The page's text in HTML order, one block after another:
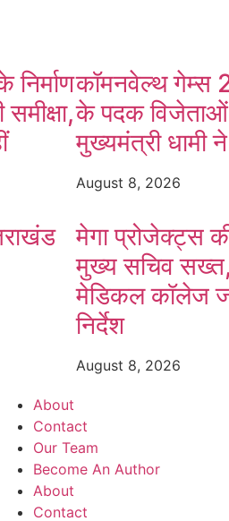
निर्माणकॉमनवेल्थ गेम्स
के पदक विजेताओं
मुख्यमंत्री धामी
August 8, 2026
मेगा प्रोजेक्ट्स
मुख्य सचिव सख्त,
मेडिकल कॉलेज
निर्देश
August 8, 2026
About
Contact
Our Team
Become An Author
About
Contact